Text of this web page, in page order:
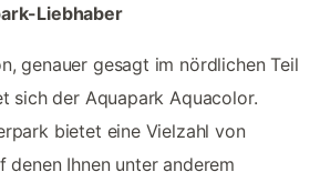
Liebhaber
genauer gesagt im nördlichen Teil
sich der Aquapark Aquacolor.
bietet eine Vielzahl von
denen Ihnen unter anderem